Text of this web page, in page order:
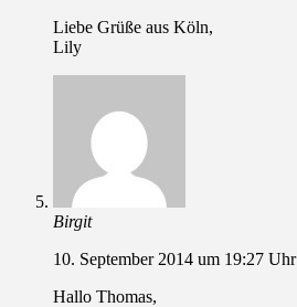
Liebe Grüße aus Köln,
Lily
Birgit
10. September 2014 um 19:27 Uhr
Hallo Thomas,